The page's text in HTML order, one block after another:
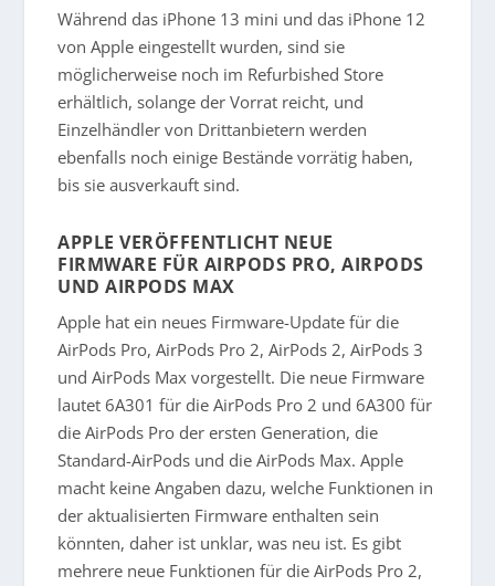
Während das iPhone 13 mini und das iPhone 12
von Apple eingestellt wurden, sind sie
möglicherweise noch im Refurbished Store
erhältlich, solange der Vorrat reicht, und
Einzelhändler von Drittanbietern werden
ebenfalls noch einige Bestände vorrätig haben,
bis sie ausverkauft sind.
APPLE VERÖFFENTLICHT NEUE
FIRMWARE FÜR AIRPODS PRO, AIRPODS
UND AIRPODS MAX
Apple hat ein neues Firmware-Update für die
AirPods Pro, AirPods Pro 2, AirPods 2, AirPods 3
und AirPods Max vorgestellt. Die neue Firmware
lautet 6A301 für die AirPods Pro 2 und 6A300 für
die AirPods Pro der ersten Generation, die
Standard-AirPods und die AirPods Max. Apple
macht keine Angaben dazu, welche Funktionen in
der aktualisierten Firmware enthalten sein
könnten, daher ist unklar, was neu ist. Es gibt
mehrere neue Funktionen für die AirPods Pro 2,